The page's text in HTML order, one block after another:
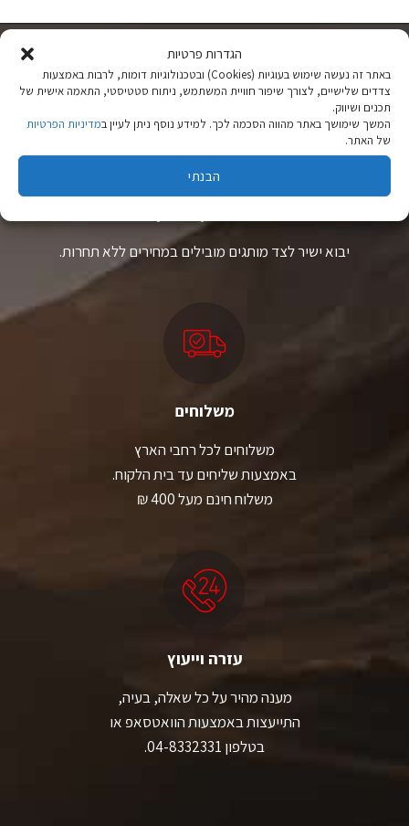
הגדרות פרטיות
באתר זה נעשה שימוש בעוגיות (Cookies) ובטכנולוגיות דומות, לרבות באמצעות
צדדים שלישיים, לצורך שיפור חוויית המשתמש, ניתוח סטטיסטי, התאמה אישית של
תכנים ושיווק.
המשך שימושך באתר מהווה הסכמה לכך. למידע נוסף ניתן לעיין במדיניות הפרטיות
של האתר.
הבנתי
מספר
סוגים.
לבחור
את
האפשרויות
בעמוד
המוצר
מספר
סוגים.
ניתן
לבחור
את
בעמוד
ציוד טיולים
יבוא ישיר לצד מותגים מובילים במחירים ללא תחרות.
משלוחים
משלוחים לכל רחבי הארץ
באמצעות שליחים עד בית הלקוח.
משלוח חינם מעל 400 ₪
עזרה וייעוץ
מענה מהיר על כל שאלה, בעיה,
התייעצות באמצעות הוואטסאפ או
בטלפון 04-8332331.